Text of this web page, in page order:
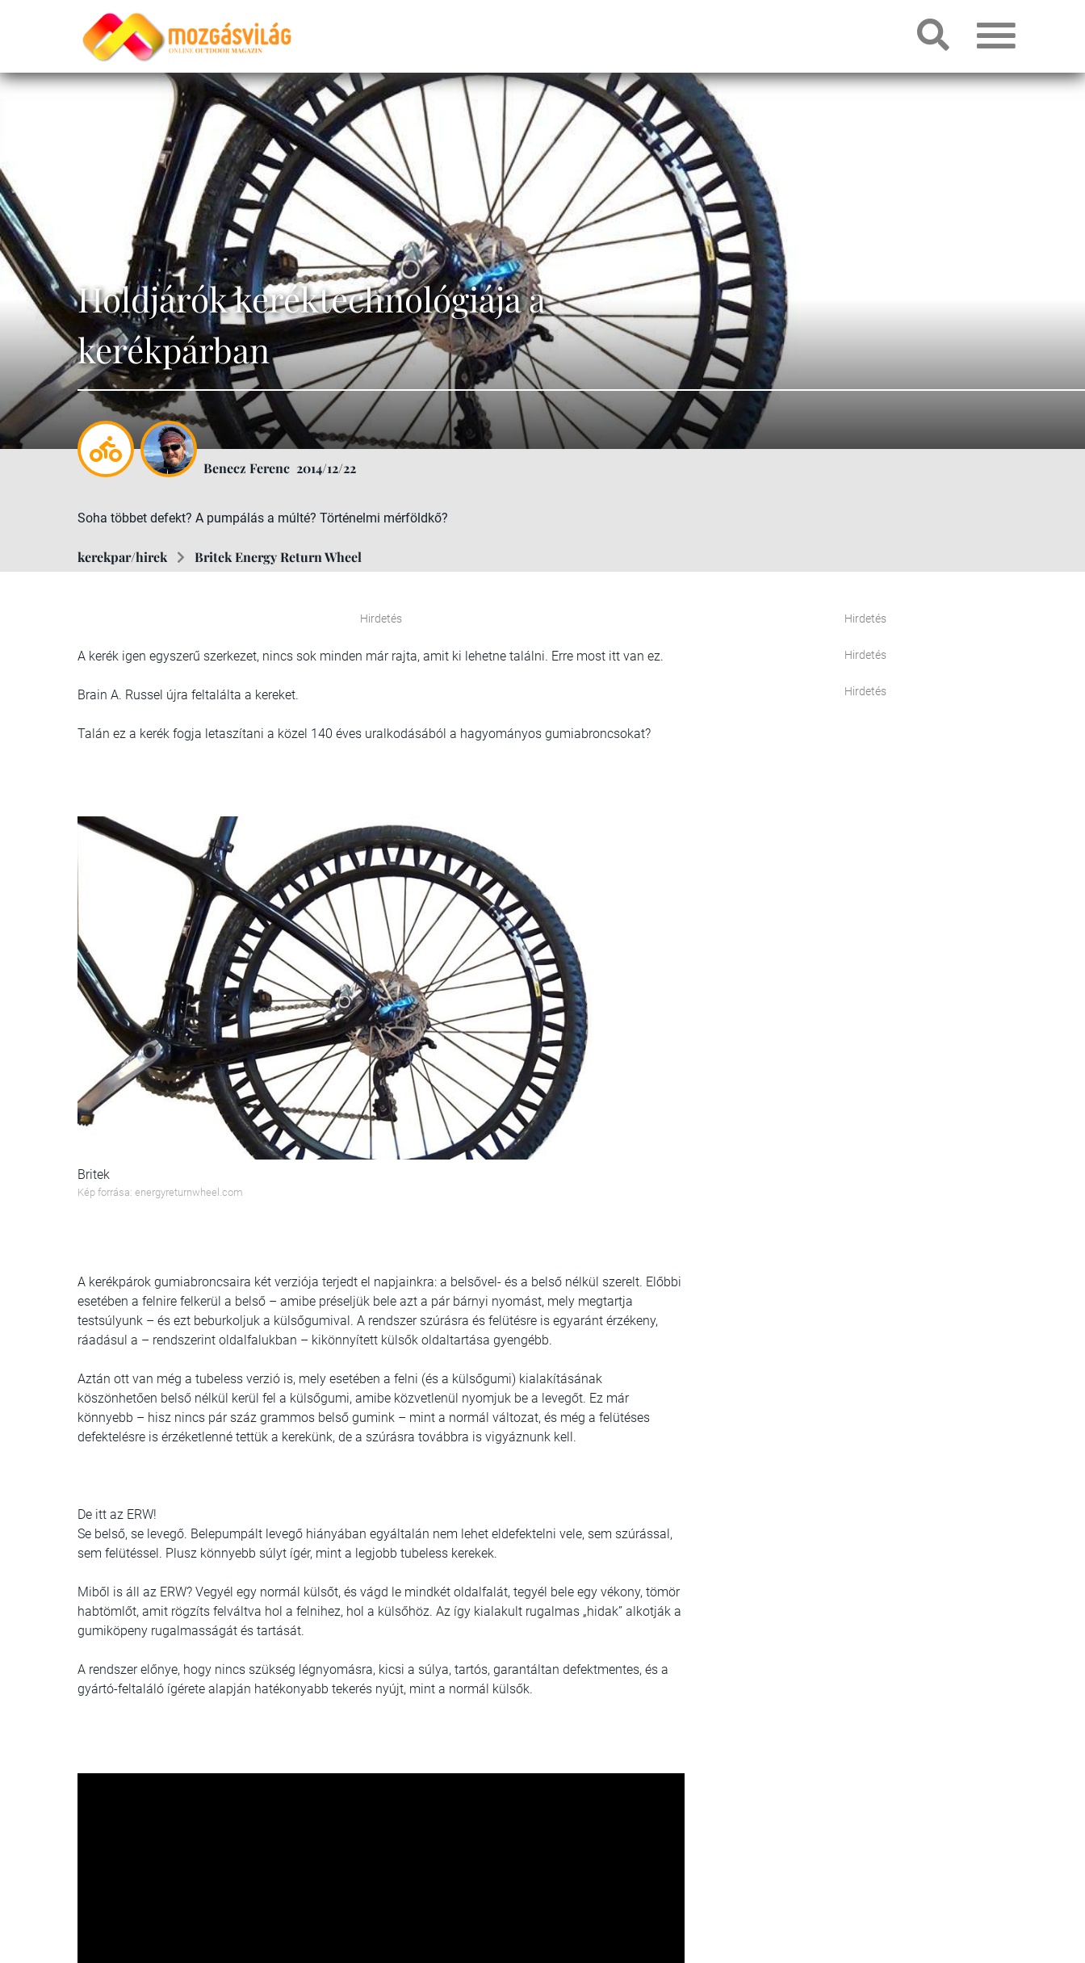
Holdjárók keréktechnológiája a
kerékpárban
Benecz Ferenc 2014/12/22
Soha többet defekt? A pumpálás a múlté? Történelmi mérföldkő?
kerekpar/hirek Britek Energy Return Wheel
Hirdetés
A kerék igen egyszerű szerkezet, nincs sok minden már rajta, amit ki lehetne találni. Erre most itt van ez.
Brain A. Russel újra feltalálta a kereket.
Talán ez a kerék fogja letaszítani a közel 140 éves uralkodásából a hagyományos gumiabroncsokat?
Britek
Kép forrása: energyreturnwheel.com
A kerékpárok gumiabroncsaira két verziója terjedt el napjainkra: a belsővel- és a belső nélkül szerelt. Előbbi
esetében a felnire felkerül a belső – amibe préseljük bele azt a pár bárnyi nyomást, mely megtartja
testsúlyunk – és ezt beburkoljuk a külsőgumival. A rendszer szúrásra és felütésre is egyaránt érzékeny,
ráadásul a – rendszerint oldalfalukban – kikönnyített külsők oldaltartása gyengébb.
Aztán ott van még a tubeless verzió is, mely esetében a felni (és a külsőgumi) kialakításának
köszönhetően belső nélkül kerül fel a külsőgumi, amibe közvetlenül nyomjuk be a levegőt. Ez már
könnyebb – hisz nincs pár száz grammos belső gumink – mint a normál változat, és még a felütéses
defektelésre is érzéketlenné tettük a kerekünk, de a szúrásra továbbra is vigyáznunk kell.
De itt az ERW!
Se belső, se levegő. Belepumpált levegő hiányában egyáltalán nem lehet eldefektelni vele, sem szúrással,
sem felütéssel. Plusz könnyebb súlyt ígér, mint a legjobb tubeless kerekek.
Miből is áll az ERW? Vegyél egy normál külsőt, és vágd le mindkét oldalfalát, tegyél bele egy vékony, tömör
habtömlőt, amit rögzíts felváltva hol a felnihez, hol a külsőhöz. Az így kialakult rugalmas „hidak” alkotják a
gumiköpeny rugalmasságát és tartását.
A rendszer előnye, hogy nincs szükség légnyomásra, kicsi a súlya, tartós, garantáltan defektmentes, és a
gyártó-feltaláló ígérete alapján hatékonyabb tekerés nyújt, mint a normál külsők.
Hirdetés
Hirdetés
Hirdetés